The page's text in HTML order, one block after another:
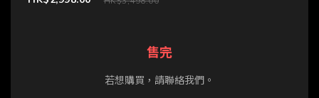
售完
若想購買，請聯絡我們。